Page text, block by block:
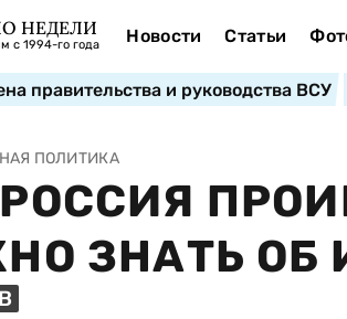
НЕДЕЛИ
с 1994-го года Новости Статьи
правительства и руководства ВСУ
ПОЛИТИКА
ЗНАТЬ ОБ